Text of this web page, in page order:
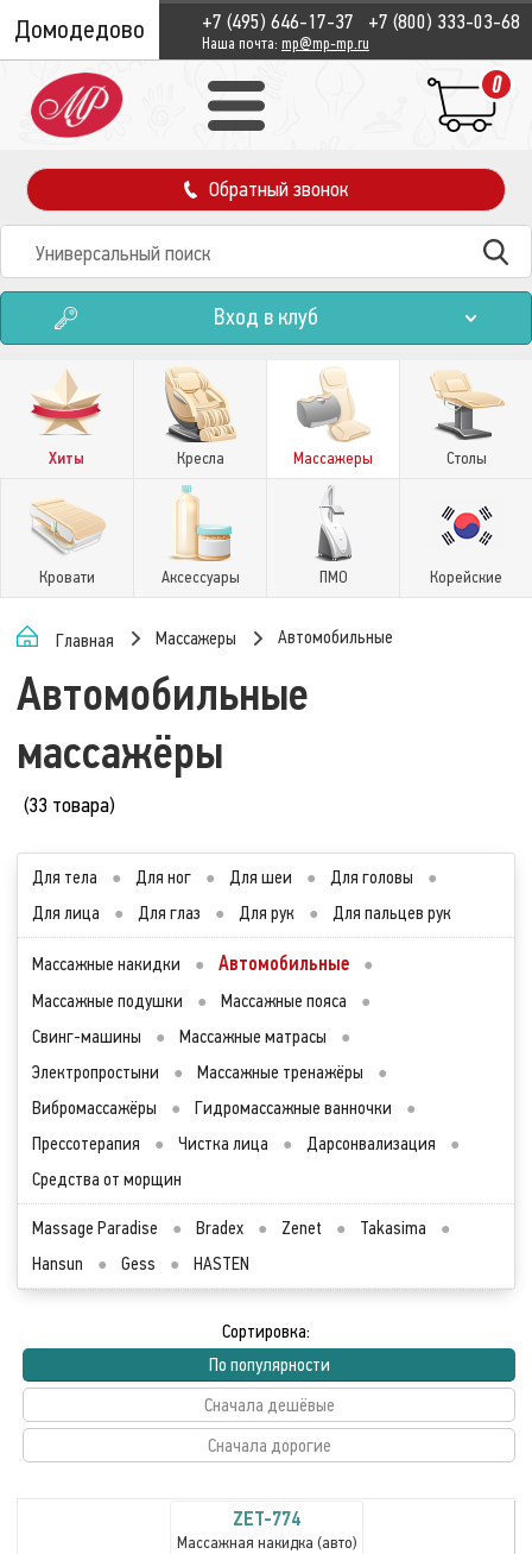
Домодедово +7 (495) 646-17-37 +7 (800) 333-03-68
Наша почта: mp@mp-mp.ru
0
Обратный звонок
Вход в клуб
Хиты Кресла Массажеры Столы
Кровати Аксессуары ПМО Корейские
Главная Массажеры Автомобильные
Автомобильные
массажёры
(33 товара)
Для тела ● Для ног ● Для шеи ● Для головы
●
Для лица
● Для глаз ● Для рук ● Для пальцев рук
Массажные накидки ● Автомобильные
●
Массажные подушки
● Массажные пояса
●
Свинг-машины
● Массажные матрасы
●
Электропростыни
● Массажные тренажёры
●
Вибромассажёры
● Гидромассажные ванночки
●
Прессотерапия
● Чистка лица ● Дарсонвализация
●
Средства от морщин
Massage Paradise ● Bradex ● Zenet ● Takasima
●
Hansun
● Gess ● HASTEN
Сортировка:
По популярности
Сначала дешёвые
Сначала дорогие
ZET-774
Массажная накидка (авто)